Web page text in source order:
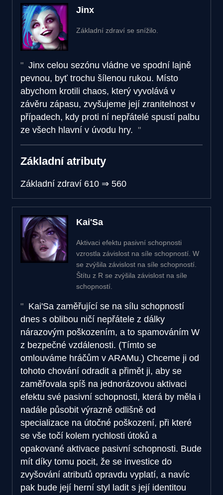
Jinx
Základní zdraví se snížilo.
Jinx celou sezónu vládne ve spodní lajně
pevnou, byť trochu šílenou rukou. Místo
abychom krotili chaos, který vyvolává v
závěru zápasu, zvyšujeme její zranitelnost v
případech, kdy proti ní nepřátelé spustí palbu
ze všech hlavní v úvodu hry.
Základní atributy
Základní zdraví 610 ⇒ 560
Kai'Sa
Aktivaci efektu pasivní schopnosti
vzrostla závislost na síle schopností. W
se zvýšila závislost na síle schopností.
Štítu z R se zvýšila závislost na síle
schopností.
Kai'Sa zaměřující se na sílu schopností
dnes s oblibou ničí nepřátele z dálky
nárazovým poškozením, a to spamováním W
z bezpečné vzdálenosti. (Tímto se
omlouváme hráčům v ARAMu.) Chceme ji od
tohoto chování odradit a přimět ji, aby se
zaměřovala spíš na jednorázovou aktivaci
efektu své pasivní schopnosti, která by měla i
nadále působit výrazně odlišně od
specializace na útočné poškození, při které
se vše točí kolem rychlosti útoků a
opakované aktivace pasivní schopnosti. Bude
mít díky tomu pocit, že se investice do
zvyšování atributů opravdu vyplatí, a navíc
pak bude její herní styl ladit s její identitou